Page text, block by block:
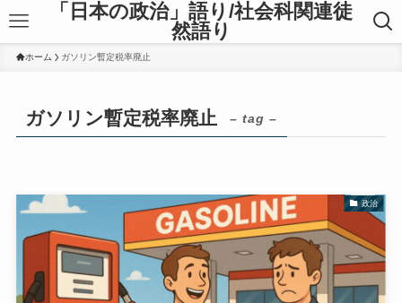
「日本の政治」語り/社会科関連徒
然語り
ホーム ガソリン暫定税率廃止
ガソリン暫定税率廃止 – tag –
政治